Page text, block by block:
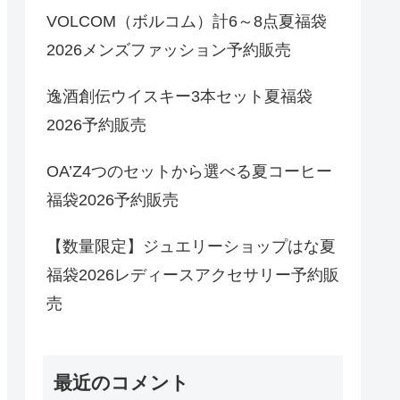
VOLCOM（ボルコム）計6～8点夏福袋
2026メンズファッション予約販売
逸酒創伝ウイスキー3本セット夏福袋
2026予約販売
OA’Z4つのセットから選べる夏コーヒー
福袋2026予約販売
【数量限定】ジュエリーショップはな夏
福袋2026レディースアクセサリー予約販
売
最近のコメント